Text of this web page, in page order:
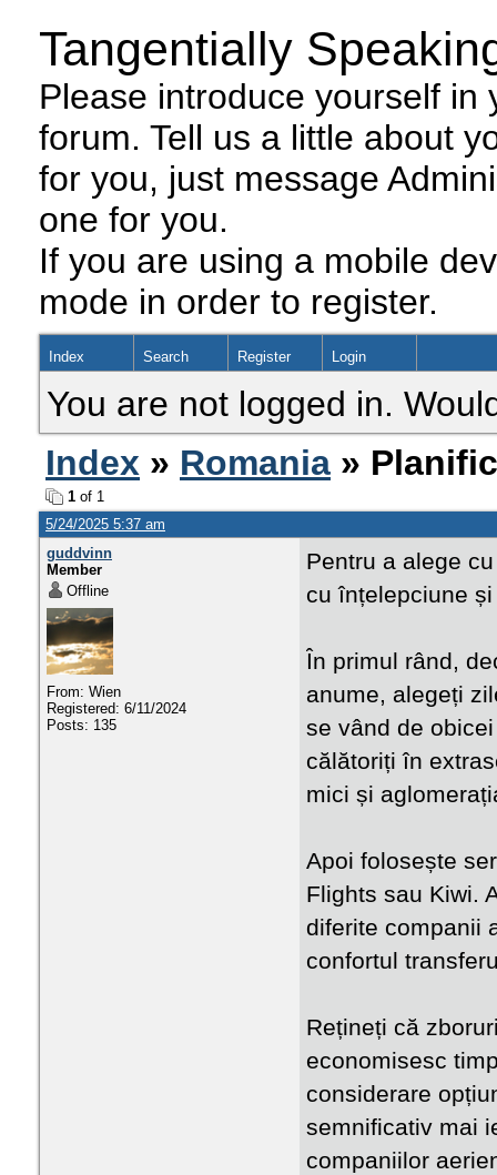
Tangentially
Please introduce yourself
forum. Tell us a little about
for you, just message
one for you.
If you are using a mobile
mode in order to register.
Index Search Register Login
You are not logged in.
Index » Romania »
1 of 1
5/24/2025 5:37 am
guddvinn
Member
Offline
From: Wien
Registered: 6/11/2024
Posts: 135
Pentru a alege
cu înțelepciune
În primul rând,
anume, alegeți
se vând de
călătoriți în
mici și
Apoi folosește
Flights sau Kiwi.
diferite companii
confortul
Rețineți că
economisesc
considerare
semnificativ mai
companiilor